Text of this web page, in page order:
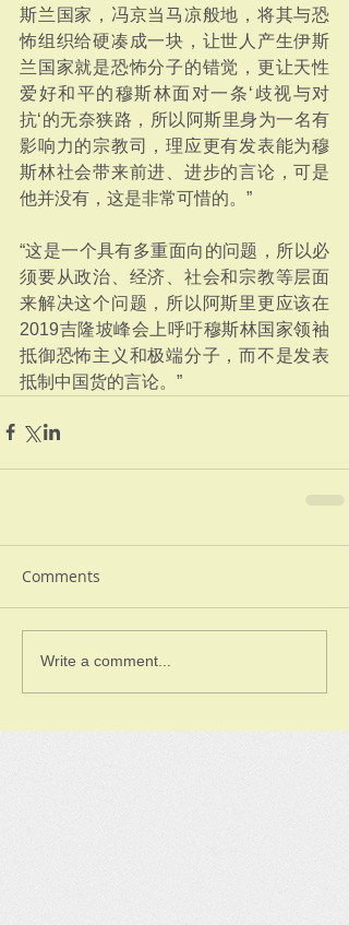
斯兰国家，冯京当马凉般地，将其与恐
怖组织给硬凑成一块，让世人产生伊斯
兰国家就是恐怖分子的错觉，更让天性
爱好和平的穆斯林面对一条‘歧视与对
抗‘的无奈狭路，所以阿斯里身为一名有
影响力的宗教司，理应更有发表能为穆
斯林社会带来前进、进步的言论，可是
他并没有，这是非常可惜的。”
“这是一个具有多重面向的问题，所以必
须要从政治、经济、社会和宗教等层面
来解决这个问题，所以阿斯里更应该在
2019吉隆坡峰会上呼吁穆斯林国家领袖
抵御恐怖主义和极端分子，而不是发表
抵制中国货的言论。”
Comments
Write a comment...